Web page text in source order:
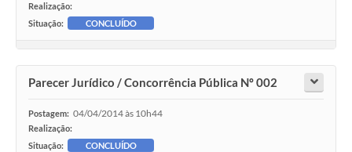
Realização:
Situação:
CONCLUÍDO
Parecer Jurídico / Concorrência Pública Nº 002
Postagem: 04/04/2014 às 10h44
Realização:
Situação:
CONCLUÍDO